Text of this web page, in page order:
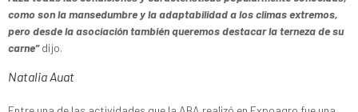
como son la mansedumbre y la adaptabilidad a los climas extremos,
pero desde la asociación también queremos destacar la terneza de su
carne”dijo.
Natalia Auat